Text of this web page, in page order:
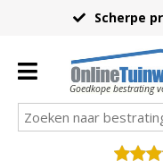
Scherpe
Goedkope bestrating